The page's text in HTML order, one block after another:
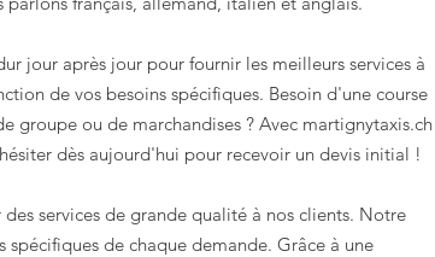
jour après jour pour fournir les meilleurs services à
de vos besoins spécifiques. Besoin d'une course
groupe ou de marchandises ? Avec martignytaxis.ch
dès aujourd'hui pour recevoir un devis initial !
services de grande qualité à nos clients. Notre
de chaque demande. Grâce à une